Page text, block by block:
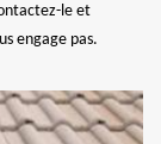
le et
engage pas.